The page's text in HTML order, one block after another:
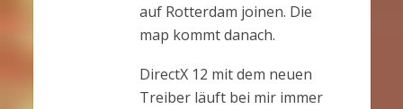
auf Rotterdam joinen. Die
map kommt danach.
DirectX 12 mit dem neuen
Treiber läuft bei mir immer